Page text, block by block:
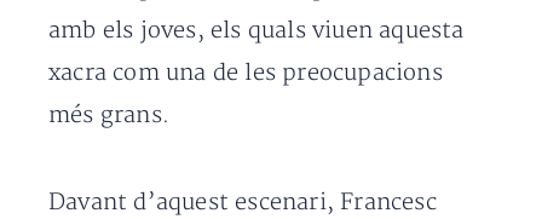
amb els joves, els quals viuen aquesta
xacra com una de les preocupacions
més grans.
Davant d’aquest escenari, Francesc